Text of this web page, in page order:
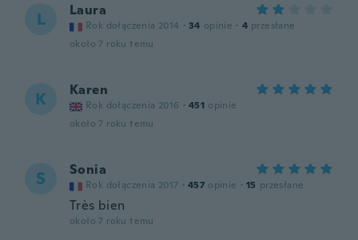
L Laura
Rok dołączenia 2014 · 34 opinie · 4 przesłane
około 7 roku temu
K Karen
Rok dołączenia 2016 · 451 opinie
około 7 roku temu
S Sonia
Rok dołączenia 2017 · 457 opinie · 15 przesłane
Très bien
około 7 roku temu